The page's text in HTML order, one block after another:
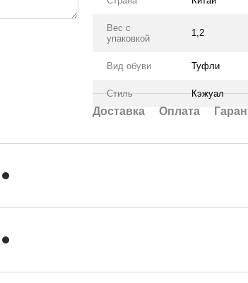
Вес с
упаковкой
1,2
Вид обуви Туфли
Стиль Кэжуал
Доставка Оплата